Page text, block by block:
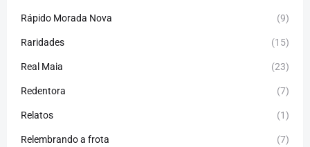
Rápido Morada Nova (9)
Raridades (15)
Real Maia (23)
Redentora (7)
Relatos (1)
Relembrando a frota (7)